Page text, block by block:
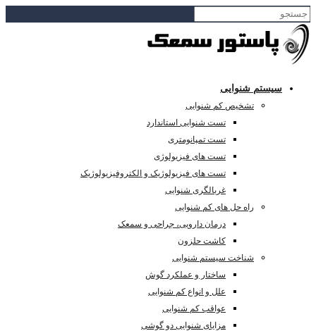
سیستم شنوایی
تشخیص کم شنوایی
تست شنوایی استاندارد
تست تمپانومتری
تست های فیزیولوژی
تست های فیزیولوژیک و الکتروفیزیولوژیک
غربالگری شنوایی
راه حل های کم شنوایی
درمان دارویی، جراحی و سمعک
کاشت حلزون
شناخت سیستم شنوایی
ساختار و عملکرد گوش
علل و انواع کم شنوایی
عواقب کم شنوایی
مزایای شنوایی دو گوشی